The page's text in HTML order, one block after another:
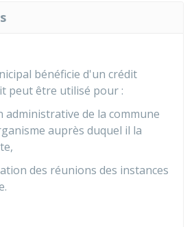
bénéficie d'un crédit
peut être utilisé pour :
administrative de la commune
auprès duquel il la
des réunions des instances